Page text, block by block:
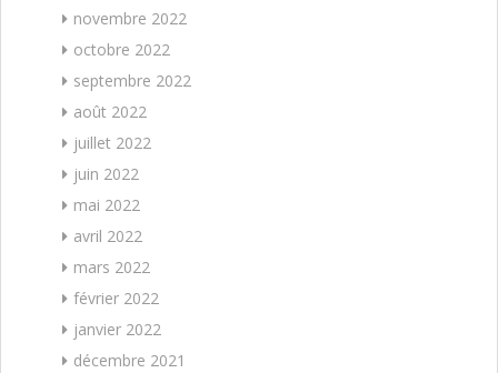
novembre 2022
octobre 2022
septembre 2022
août 2022
juillet 2022
juin 2022
mai 2022
avril 2022
mars 2022
février 2022
janvier 2022
décembre 2021